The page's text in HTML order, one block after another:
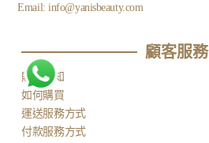
Email:info@yanisbeauty.com
顧客服務​
購物需知
如何購買
運送服務方式
付款服務方式